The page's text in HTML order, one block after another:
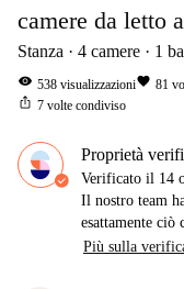
camere da letto
Stanza 4 camere 1
visibility 538 visualizzazionifavorite 81
ios_share 7 volte condiviso
Proprietà
Verificato il 14
Il nostro team
esattamente ciò
Più sulla